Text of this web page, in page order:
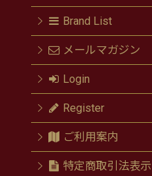
Brand List
メールマガジン
Login
Register
ご利用案内
特定商取引法表示